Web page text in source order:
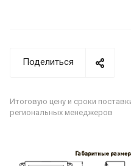
Поделиться
Итоговую цену и сроки
региональных менеджеров